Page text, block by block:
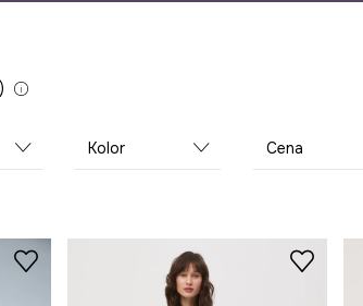
Kolor Cena